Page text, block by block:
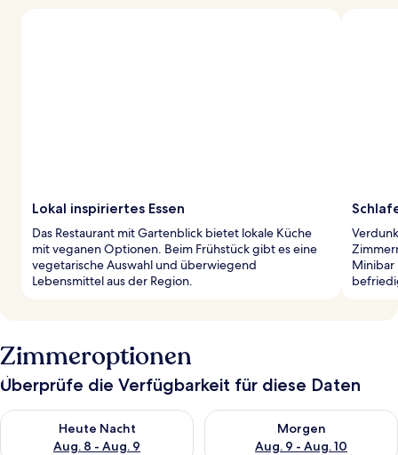
Lokal inspiriertes Essen
Das Restaurant mit Gartenblick bietet lokale Küche
mit veganen Optionen. Beim Frühstück gibt es eine
vegetarische Auswahl und überwiegend
Lebensmittel aus der Region.
Zimmeroptionen
Überprüfe die Verfügbarkeit für diese Daten
Heute Nacht
Aug. 8 - Aug. 9
Überprüfe die Verfügbarkeit für heute Nacht, Aug. 8 - Aug. 9.
Morgen
Aug. 9 - Aug. 10
Überprüfe die Verfügbarkeit